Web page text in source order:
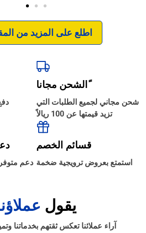
اطلع على المزيد من
ًالشحن مجانا
شحن مجاني لجميع الطلبات التي
تزيد قيمتها عن 100 ريالاً
قسائم الخصم
استمتع بعروض ترويجية ضخمة دعم
يقول
آراء عملائنا تعكس ثقتهم بخدماتنا
الترجمة والبحوث
الطباعة والأدوات المكتبية
حجز طيران